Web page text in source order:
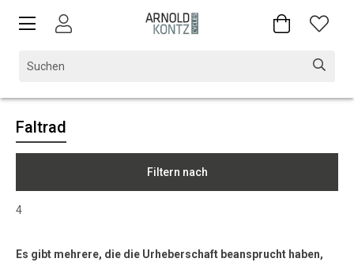
Faltrad
Filtern nach
4
Es gibt mehrere, die die Urheberschaft beansprucht haben,